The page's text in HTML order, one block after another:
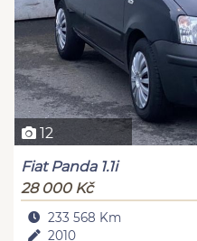
12
Fiat Panda 1.1i
28 000 Kč
233 568 Km
2010